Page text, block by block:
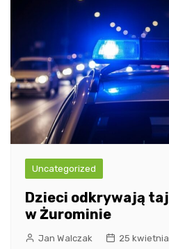
Uncategorized
Dzieci odkrywają
w Żurominie
Jan Walczak 25